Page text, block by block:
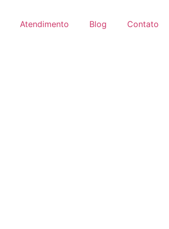
Atendimento Blog Contato